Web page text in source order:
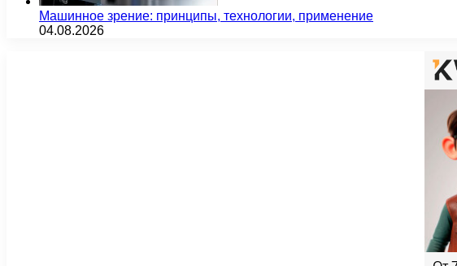
Машинное зрение: принципы, технологии, применение
04.08.2026